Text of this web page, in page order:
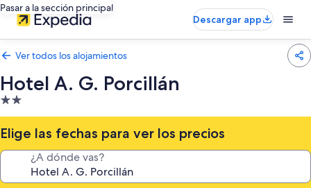
Pasar a la sección principal
Descargar app
Ver todos los alojamientos
Hotel A. G. Porcillán
Alojamiento
de
2.0 estrellas
Elige las fechas para ver los precios
¿A dónde vas?